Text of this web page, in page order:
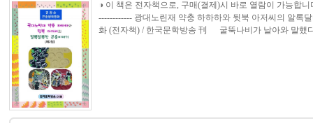
◑ 이 책은 전자책으로, 구매(결제)시 바로 열람이 가능합
------------ 광대노린재 약충 하하하와 뒷북 아저씨의 알록
화 (전자책) / 한국문학방송 刊 굴뚝나비가 날아와 말했